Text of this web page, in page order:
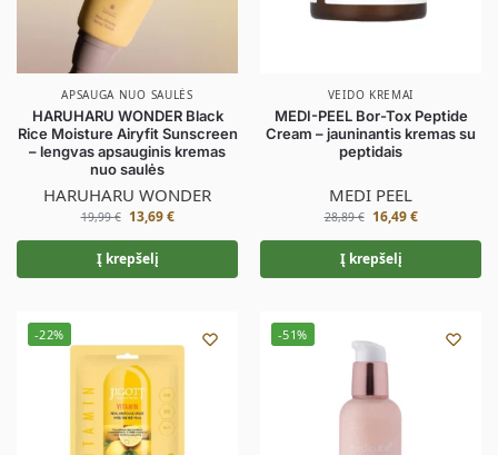
APSAUGA NUO SAULĖS
HARUHARU WONDER Black
Rice Moisture Airyfit Sunscreen
– lengvas apsauginis kremas
nuo saulės
HARUHARU WONDER
19,99€ 13,69€
Į krepšelį
VEIDO KREMAI
MEDI-PEEL Bor-Tox Peptide
Cream – jauninantis kremas su
peptidais
MEDI PEEL
28,89€ 16,49€
Į krepšelį
-22% -51%